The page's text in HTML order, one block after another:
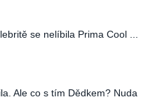
se nelíbila Prima Cool ...
Ale co s tím Dědkem? Nuda